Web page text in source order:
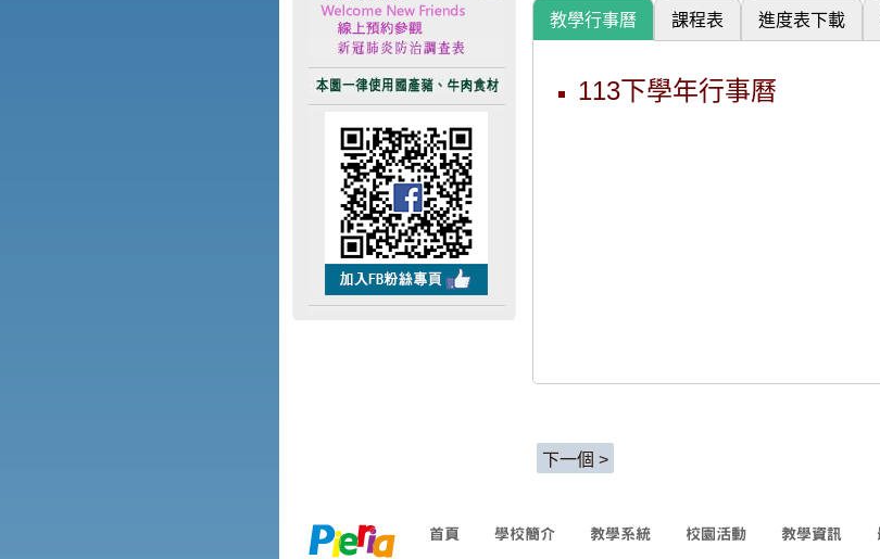
教學行事曆 課程表 進度表下載
113下學年行事曆
下一個 >